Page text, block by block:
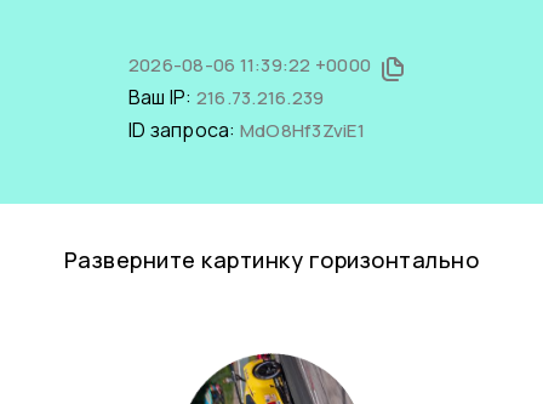
2026-08-06 11:39:22 +0000
Ваш IP: 216.73.216.239
ID запроса: MdO8Hf3ZviE1
Разверните картинку горизонтально